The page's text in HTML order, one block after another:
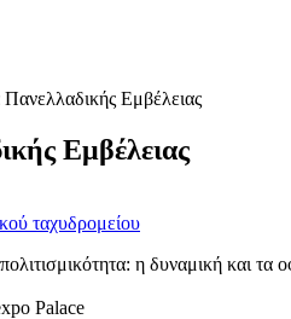
Εμβέλειας
Εμβέλειας
η δυναμική και τα
Palace